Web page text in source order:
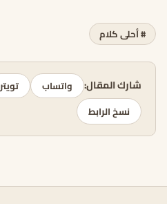
# أحلى كلام
شارك المقال: واتساب تويتر
نسخ الرابط